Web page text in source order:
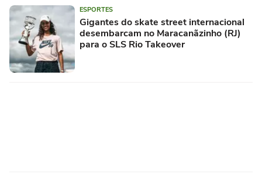
ESPORTES
Gigantes do skate street internacional
desembarcam no Maracanãzinho (RJ)
para o SLS Rio Takeover